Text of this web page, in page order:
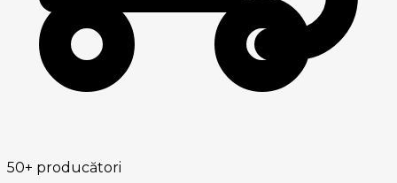
50+ producători